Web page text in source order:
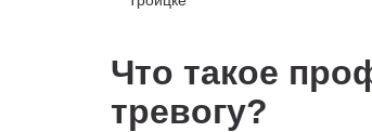
Что такое
тревогу?